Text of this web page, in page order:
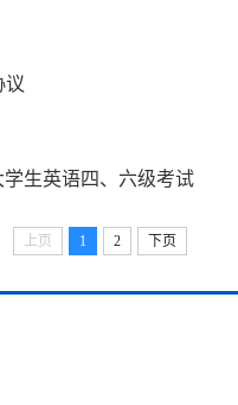
议
生英语四、六级考试
上页 1 2 下页